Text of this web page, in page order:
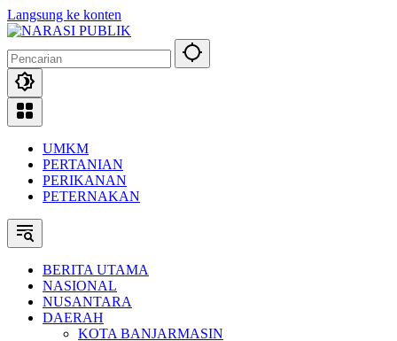
Langsung ke konten
UMKM
PERTANIAN
PERIKANAN
PETERNAKAN
BERITA UTAMA
NASIONAL
NUSANTARA
DAERAH
KOTA BANJARMASIN